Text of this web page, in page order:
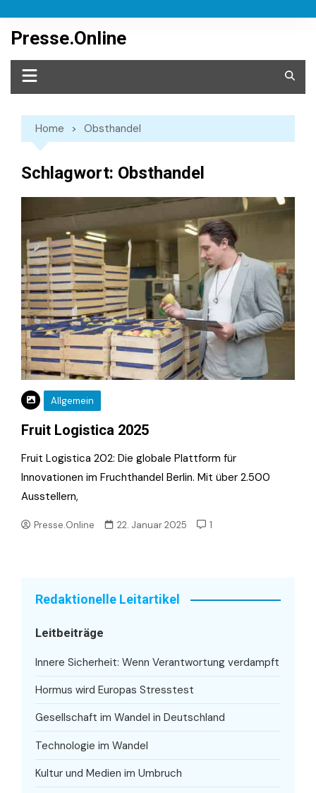
content
Presse.Online
Home Obsthandel
Schlagwort: Obsthandel
Allgemein
Fruit Logistica 2025
Fruit Logistica 202: Die globale Plattform für
Innovationen im Fruchthandel Berlin. Mit über 2.500
Ausstellern,
Presse.Online 22. Januar 2025 1
Redaktionelle Leitartikel
Leitbeiträge
Innere Sicherheit: Wenn Verantwortung verdampft
Hormus wird Europas Stresstest
Gesellschaft im Wandel in Deutschland
Technologie im Wandel
Kultur und Medien im Umbruch